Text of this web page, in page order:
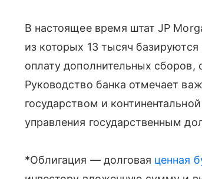
В настоящее время штат JP
из которых 13 тысяч
оплату дополнительных сборов,
Руководство банка отмечает
государством и
управления государственным
*Облигация — долговая ценная